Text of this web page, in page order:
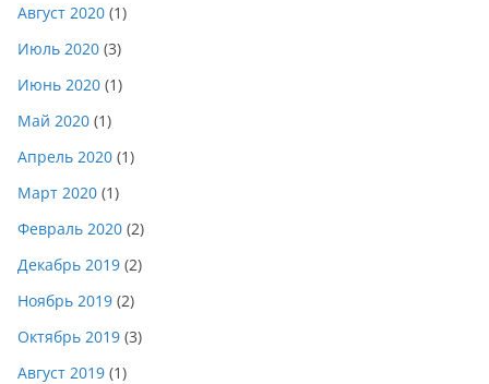
Август 2020 (1)
Июль 2020 (3)
Июнь 2020 (1)
Май 2020 (1)
Апрель 2020 (1)
Март 2020 (1)
Февраль 2020 (2)
Декабрь 2019 (2)
Ноябрь 2019 (2)
Октябрь 2019 (3)
Август 2019 (1)